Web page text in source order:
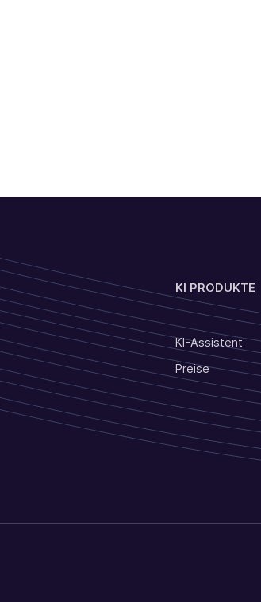
KI PRODUKTE
KI-Assistent
Preise